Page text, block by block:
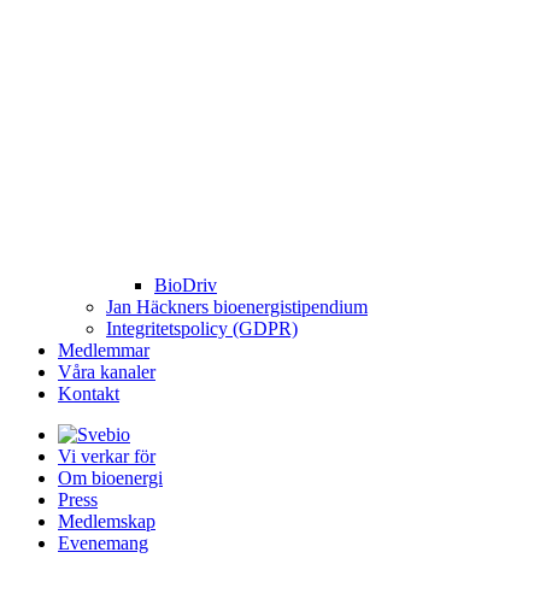
BioDriv
Jan Häckners bioenergistipendium
Integritetspolicy (GDPR)
Medlemmar
Våra kanaler
Kontakt
Vi verkar för
Om bioenergi
Press
Medlemskap
Evenemang